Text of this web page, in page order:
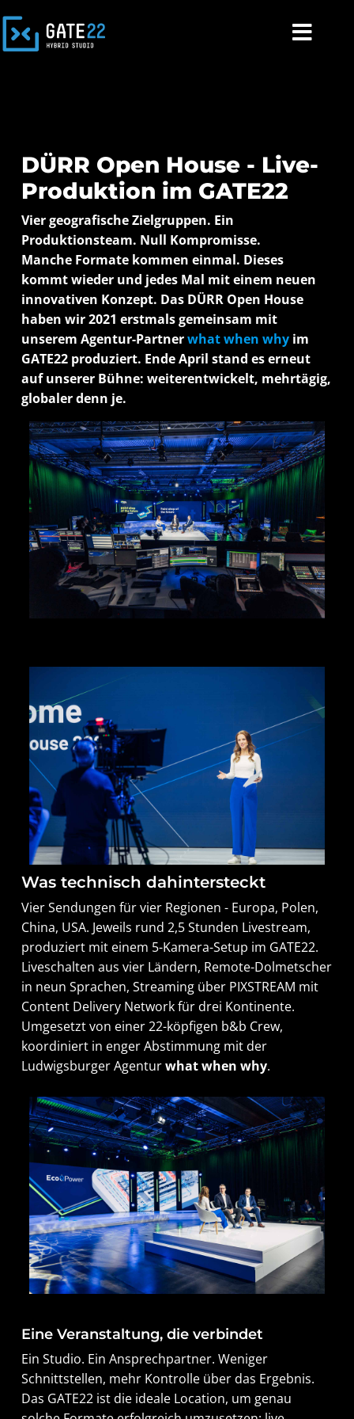
DÜRR Open House - Live-
Produktion im GATE22
Vier geografische Zielgruppen. Ein
Produktionsteam. Null Kompromisse.
Manche Formate kommen einmal. Dieses
kommt wieder und jedes Mal mit einem neuen
innovativen Konzept. Das DÜRR Open House
haben wir 2021 erstmals gemeinsam mit
unserem Agentur-Partnerwhat when why im
GATE22 produziert. Ende April stand es erneut
auf unserer Bühne: weiterentwickelt, mehrtägig,
globaler denn je.
Was technisch dahintersteckt
Vier Sendungen für vier Regionen - Europa, Polen,
China, USA. Jeweils rund 2,5 Stunden Livestream,
produziert mit einem 5-Kamera-Setup im GATE22.
Liveschalten aus vier Ländern, Remote-Dolmetscher
in neun Sprachen, Streaming über PIXSTREAM mit
Content Delivery Network für drei Kontinente.
Umgesetzt von einer 22-köpfigen b&b Crew,
koordiniert in enger Abstimmung mit der
Ludwigsburger Agenturwhat when why.
Eine Veranstaltung, die verbindet
Ein Studio. Ein Ansprechpartner. Weniger
Schnittstellen, mehr Kontrolle über das Ergebnis.
Das GATE22 ist die ideale Location, um genau